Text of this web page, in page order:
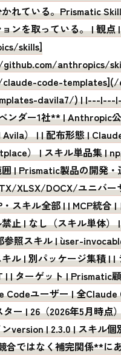
れている。Prismatic
ンを取っている。 | 観点
skills]
anthropics/
code-
davila7/) | |---|---
ンダー1社** | Anthropic
） | | 配布形態 |
） | スキル単品集 |
| Prismatic製品の開発・
XLSX/DOCX/ユニバー
スキル全部 | | MCP統合
止 | なし（スキル単体）
参照スキル | `user-
ル | 別パッケージ集積 | |
| | ターゲット | Prismatic
Codeユーザー | 全Claude
ー | 26（2026年5月時点
version | 2.3.0 | スキル個
合ではなく補完関係**に